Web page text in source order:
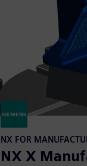
NX FOR
NX X